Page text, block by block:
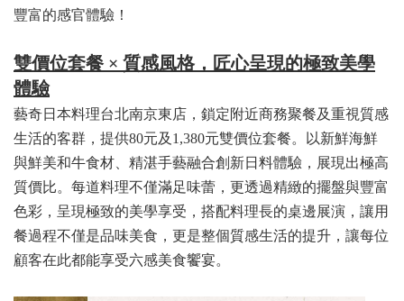
豐富的感官體驗！
雙價位套餐 × 質感風格，匠心呈現的極致美學
體驗
藝奇日本料理台北南京東店，鎖定附近商務聚餐及重視質感
生活的客群，提供80元及1,380元雙價位套餐。以新鮮海鮮
與鮮美和牛食材、精湛手藝融合創新日料體驗，展現出極高
質價比。每道料理不僅滿足味蕾，更透過精緻的擺盤與豐富
色彩，呈現極致的美學享受，搭配料理長的桌邊展演，讓用
餐過程不僅是品味美食，更是整個質感生活的提升，讓每位
顧客在此都能享受六感美食饗宴。